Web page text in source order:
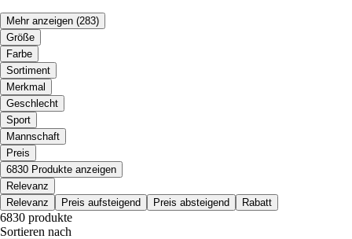
Mehr anzeigen (283)
Größe
Farbe
Sortiment
Merkmal
Geschlecht
Sport
Mannschaft
Preis
6830 Produkte anzeigen
Relevanz
Relevanz
Preis aufsteigend Preis absteigend Rabatt
6830 produkte
Sortieren nach